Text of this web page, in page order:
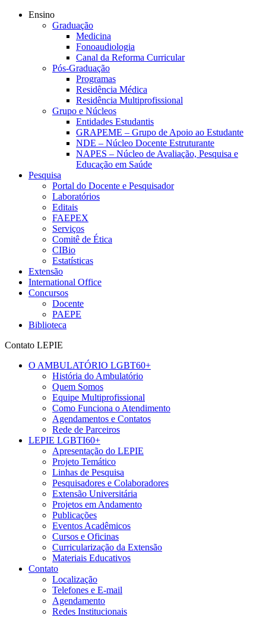
Ensino
Graduação
Medicina
Fonoaudiologia
Canal da Reforma Curricular
Pós-Graduação
Programas
Residência Médica
Residência Multiprofissional
Grupo e Núcleos
Entidades Estudantis
GRAPEME – Grupo de Apoio ao Estudante
NDE – Núcleo Docente Estruturante
NAPES – Núcleo de Avaliação, Pesquisa e
Educação em Saúde
Pesquisa
Portal do Docente e Pesquisador
Laboratórios
Editais
FAEPEX
Serviços
Comitê de Ética
CIBio
Estatísticas
Extensão
International Office
Concursos
Docente
PAEPE
Biblioteca
Contato LEPIE
O AMBULATÓRIO LGBT60+
História do Ambulatório
Quem Somos
Equipe Multiprofissional
Como Funciona o Atendimento
Agendamentos e Contatos
Rede de Parceiros
LEPIE LGBTI60+
Apresentação do LEPIE
Projeto Temático
Linhas de Pesquisa
Pesquisadores e Colaboradores
Extensão Universitária
Projetos em Andamento
Publicações
Eventos Acadêmicos
Cursos e Oficinas
Curricularização da Extensão
Materiais Educativos
Contato
Localização
Telefones e E-mail
Agendamento
Redes Institucionais